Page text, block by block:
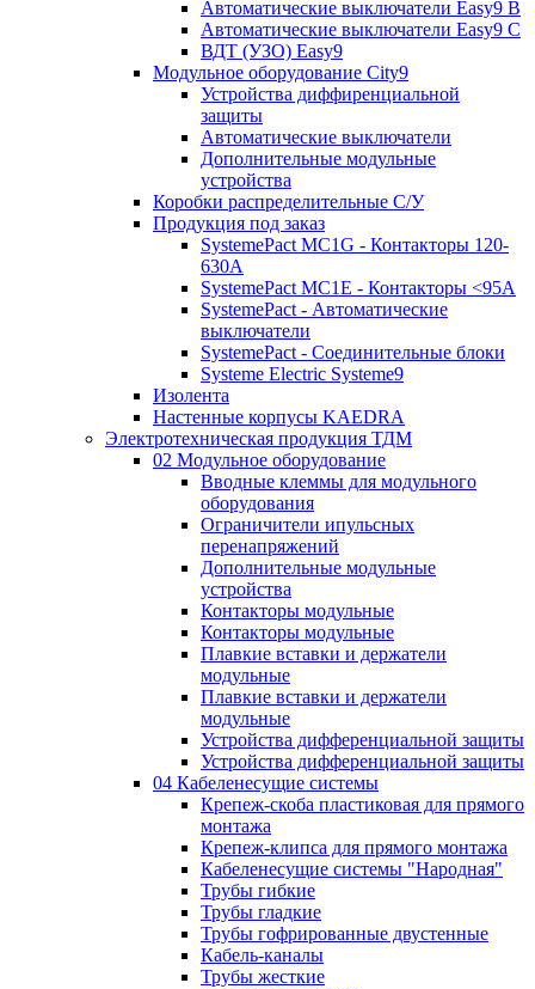
Автоматические выключатели Easy9 В
Автоматические выключатели Easy9 С
ВДТ (УЗО) Easy9
Модульное оборудование City9
Устройства диффиренциальной
защиты
Автоматические выключатели
Дополнительные модульные
устройства
Коробки распределительные C/У
Продукция под заказ
SystemePact MC1G - Контакторы 120-
630A
SystemePact MC1E - Контакторы <95A
SystemePact - Автоматические
выключатели
SystemePact - Соединительные блоки
Systeme Electric Systeme9
Изолента
Настенные корпусы KAEDRA
Электротехническая продукция ТДМ
02 Модульное оборудование
Вводные клеммы для модульного
оборудования
Ограничители ипульсных
перенапряжений
Дополнительные модульные
устройства
Контакторы модульные
Контакторы модульные
Плавкие вставки и держатели
модульные
Плавкие вставки и держатели
модульные
Устройства дифференциальной защиты
Устройства дифференциальной защиты
04 Кабеленесущие системы
Крепеж-скоба пластиковая для прямого
монтажа
Крепеж-клипса для прямого монтажа
Кабеленесущие системы "Народная"
Трубы гибкие
Трубы гладкие
Трубы гофрированные двустенные
Кабель-каналы
Трубы жесткие